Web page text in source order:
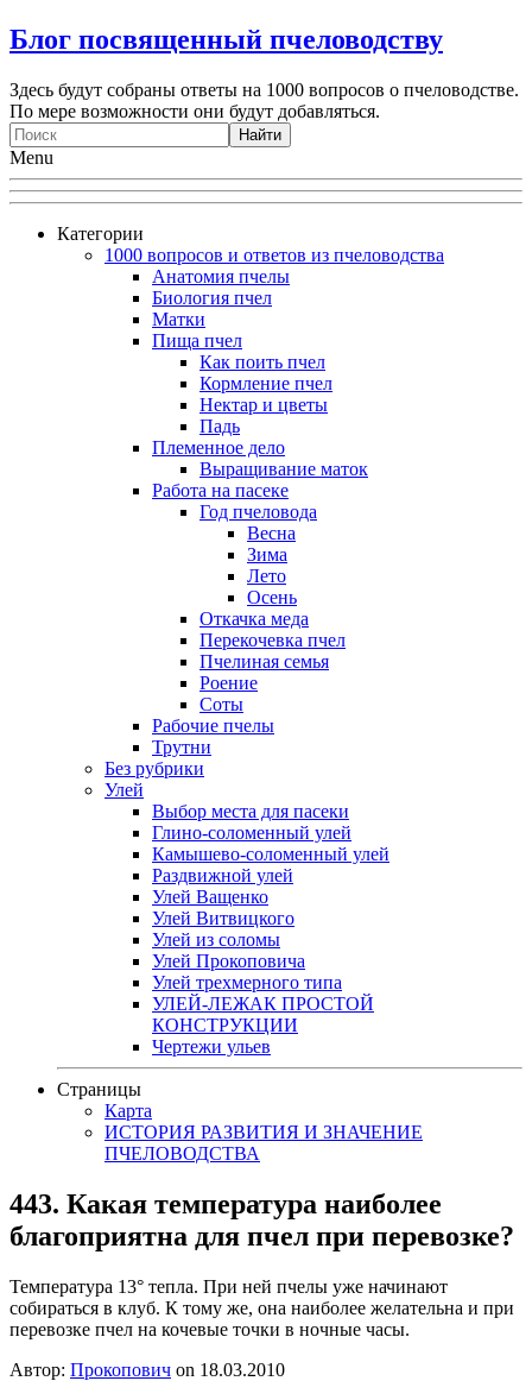
Блог посвященный пчеловодству
Здесь будут собраны ответы на 1000 вопросов о пчеловодстве.
По мере возможности они будут добавляться.
Menu
Категории
1000 вопросов и ответов из пчеловодства
Анатомия пчелы
Биология пчел
Матки
Пища пчел
Как поить пчел
Кормление пчел
Нектар и цветы
Падь
Племенное дело
Выращивание маток
Работа на пасеке
Год пчеловода
Весна
Зима
Лето
Осень
Откачка меда
Перекочевка пчел
Пчелиная семья
Роение
Соты
Рабочие пчелы
Трутни
Без рубрики
Улей
Выбор места для пасеки
Глино-соломенный улей
Камышево-соломенный улей
Раздвижной улей
Улей Ващенко
Улей Витвицкого
Улей из соломы
Улей Прокоповича
Улей трехмерного типа
УЛЕЙ-ЛЕЖАК ПРОСТОЙ
КОНСТРУКЦИИ
Чертежи ульев
Страницы
Карта
ИСТОРИЯ РАЗВИТИЯ И ЗНАЧЕНИЕ
ПЧЕЛОВОДСТВА
443. Какая температура наиболее
благоприятна для пчел при перевозке?
Температура 13° тепла. При ней пчелы уже начинают
собираться в клуб. К тому же, она наиболее желательна и при
перевозке пчел на кочевые точки в ночные часы.
Автор: Прокопович on 18.03.2010